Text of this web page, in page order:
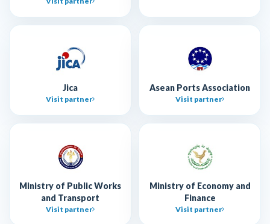
Jica
Visit partner
Asean Ports Association
Visit partner
Ministry of Public Works
and Transport
Visit partner
Ministry of Economy and
Finance
Visit partner